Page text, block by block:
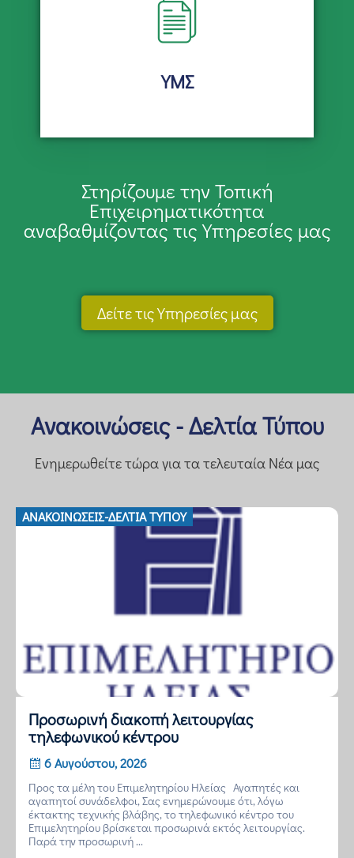
ΥΜΣ
Στηρίζουμε την Τοπική
Επιχειρηματικότητα
αναβαθμίζοντας τις Υπηρεσίες μας
Δείτε τις Υπηρεσίες μας
Ανακοινώσεις - Δελτία Τύπου
Ενημερωθείτε τώρα για τα τελευταία Νέα μας
ΑΝΑΚΟΙΝΏΣΕΙΣ-ΔΕΛΤΊΑ ΤΎΠΟΥ
Προσωρινή διακοπή λειτουργίας
τηλεφωνικού κέντρου
6 Αυγούστου, 2026
Προς τα μέλη του Επιμελητηρίου Ηλείας Αγαπητές και
αγαπητοί συνάδελφοι, Σας ενημερώνουμε ότι, λόγω
έκτακτης τεχνικής βλάβης, το τηλεφωνικό κέντρο του
Επιμελητηρίου βρίσκεται προσωρινά εκτός λειτουργίας.
Παρά την προσωρινή ...